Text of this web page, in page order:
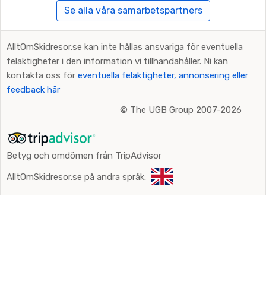
Se alla våra samarbetspartners
AlltOmSkidresor.se kan inte hållas ansvariga för eventuella
felaktigheter i den information vi tillhandahåller. Ni kan
kontakta oss för eventuella felaktigheter, annonsering eller
feedback här
© The UGB Group 2007-2026
Betyg och omdömen från TripAdvisor
AlltOmSkidresor.se på andra språk: